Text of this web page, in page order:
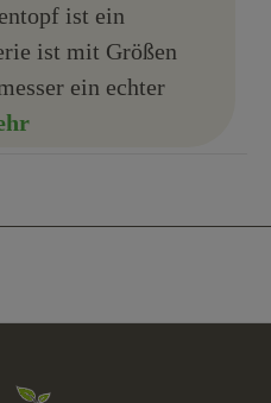
ist ein
ist mit Größen
ein echter